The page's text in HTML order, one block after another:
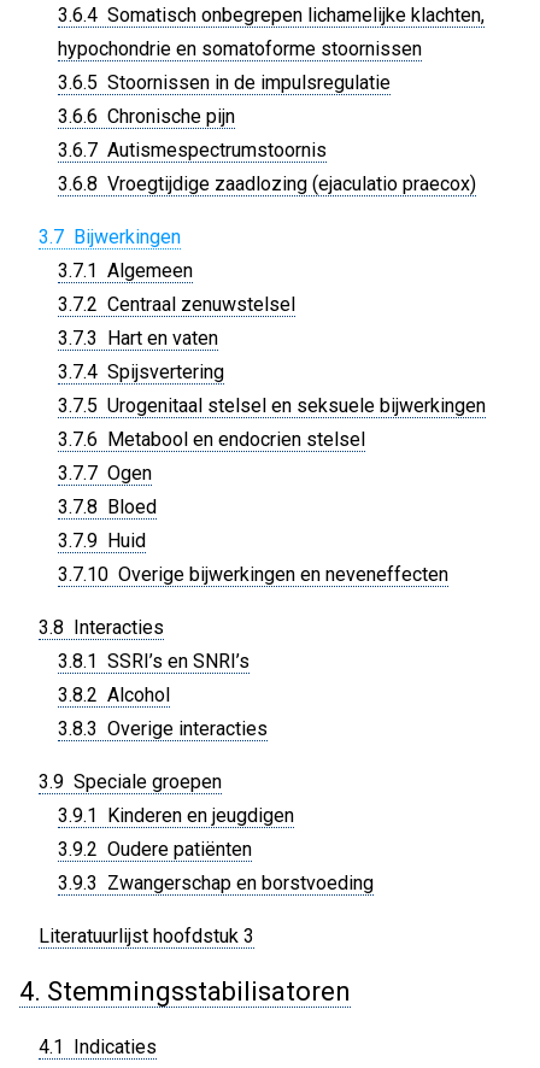
3.6.4 Somatisch onbegrepen lichamelijke klachten,
hypochondrie en somatoforme stoornissen
3.6.5 Stoornissen in de impulsregulatie
3.6.6 Chronische pijn
3.6.7 Autismespectrumstoornis
3.6.8 Vroegtijdige zaadlozing (ejaculatio praecox)
3.7 Bijwerkingen
3.7.1 Algemeen
3.7.2 Centraal zenuwstelsel
3.7.3 Hart en vaten
3.7.4 Spijsvertering
3.7.5 Urogenitaal stelsel en seksuele bijwerkingen
3.7.6 Metabool en endocrien stelsel
3.7.7 Ogen
3.7.8 Bloed
3.7.9 Huid
3.7.10 Overige bijwerkingen en neveneffecten
3.8 Interacties
3.8.1 SSRI’s en SNRI’s
3.8.2 Alcohol
3.8.3 Overige interacties
3.9 Speciale groepen
3.9.1 Kinderen en jeugdigen
3.9.2 Oudere patiënten
3.9.3 Zwangerschap en borstvoeding
Literatuurlijst hoofdstuk 3
4. Stemmingsstabilisatoren
4.1 Indicaties